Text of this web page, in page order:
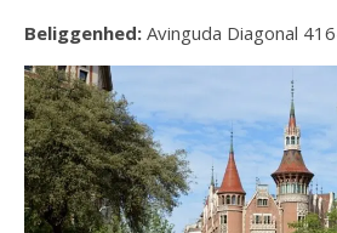
Beliggenhed: Avinguda Diagonal